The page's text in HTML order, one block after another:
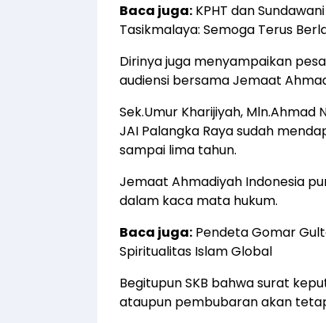
Baca juga: KPHT dan
Tasikmalaya: Semoga Terus
Dirinya juga menyampaikan
audiensi bersama Jemaat
Sek.Umur Kharijiyah,
JAI Palangka Raya sudah
sampai lima tahun.
Jemaat Ahmadiyah Indonesia
dalam kaca mata hukum.
Baca juga: Pendeta Gomar
Spiritualitas Islam Global
Begitupun SKB bahwa surat
ataupun pembubaran akan